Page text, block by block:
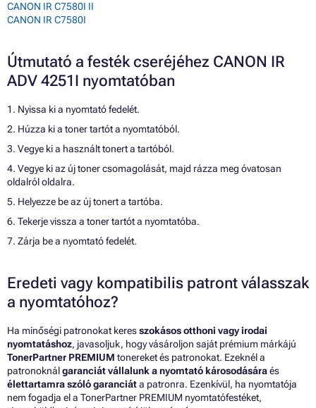
CANON IR C7580I II
CANON IR C7580I
Útmutató a festék cseréjéhez CANON IR
ADV 4251I nyomtatóban
1. Nyissa ki a nyomtató fedelét.
2. Húzza ki a toner tartót a nyomtatóból.
3. Vegye ki a használt tonert a tartóból.
4. Vegye ki az új toner csomagolását, majd rázza meg óvatosan
oldalról oldalra.
5. Helyezze be az új tonert a tartóba.
6. Tekerje vissza a toner tartót a nyomtatóba.
7. Zárja be a nyomtató fedelét.
Eredeti vagy kompatibilis patront válasszak
a nyomtatóhoz?
Ha minőségi patronokat keresszokásos otthoni vagy irodai
nyomtatáshoz, javasoljuk, hogy vásároljon saját prémium márkájú
TonerPartner PREMIUM tonereket és patronokat. Ezeknél a
patronoknálgaranciát vállalunk a nyomtató károsodásáraés
élettartamra szóló garanciáta patronra. Ezenkívül, ha nyomtatója
nem fogadja el a TonerPartner PREMIUM nyomtatófestéket,